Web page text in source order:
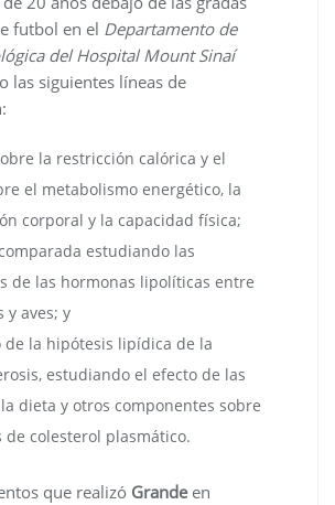
futbol en el Departamento de
del Hospital Mount Sinaí
las siguientes líneas de
la restricción calórica y el
el metabolismo energético, la
corporal y la capacidad física;
estudiando las
de las hormonas lipolíticas entre
y aves; y
de la hipótesis lipídica de la
estudiando el efecto de las
dieta y otros componentes sobre
de colesterol plasmático.
que realizó Grandeen